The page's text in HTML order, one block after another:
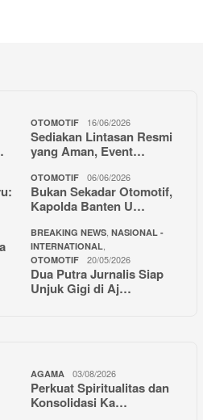
OTOMOTIF 16/06/2026
Sediakan Lintasan Resmi
yang Aman, Event…
OTOMOTIF 06/06/2026
Bukan Sekadar Otomotif,
Kapolda Banten U…
BREAKING NEWS NASIONAL -
INTERNATIONAL
OTOMOTIF 20/05/2026
Dua Putra Jurnalis Siap
Unjuk Gigi di Aj…
AGAMA 03/08/2026
Perkuat Spiritualitas dan
Konsolidasi Ka…